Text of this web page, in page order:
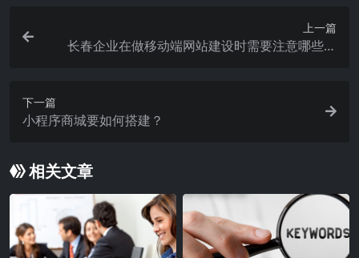
上一篇
长春企业在做移动端网站建设时需要注意哪些问
下一篇
小程序商城要如何搭建？
相关文章